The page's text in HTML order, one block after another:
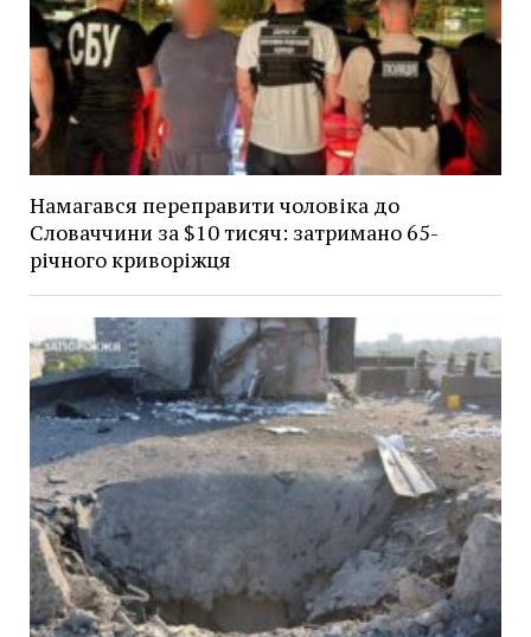
Намагався переправити чоловіка до
Словаччини за $10 тисяч: затримано 65-
річного криворіжця